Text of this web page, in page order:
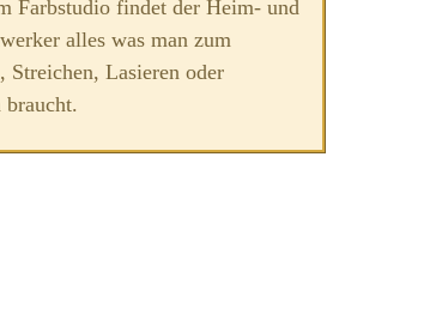
Farbstudio findet der Heim- und
alles was man zum
Streichen, Lasieren oder